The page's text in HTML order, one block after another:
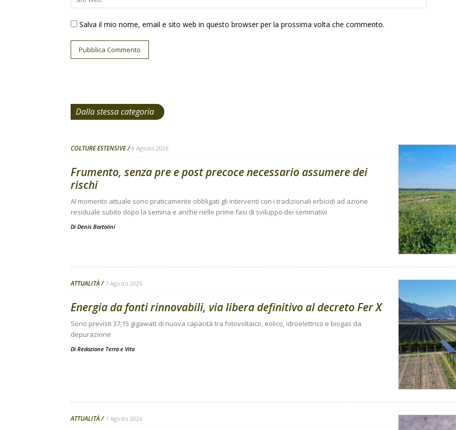
Salva il mio nome, email e sito web in questo browser per la prossima volta che commento.
Dalla stessa categoria
COLTURE ESTENSIVE 8 Agosto 2026
Frumento, senza pre e post precoce necessario assumere dei
rischi
Al momento attuale sono praticamente obbligati gli interventi con i tradizionali erbicidi ad azione
residuale subito dopo la semina e anche nelle prime fasi di sviluppo dei seminativi
Di Denis Bartolini
ATTUALITÀ 7 Agosto 2026
Energia da fonti rinnovabili, via libera definitivo al decreto Fer X
Sono previsti 37,15 gigawatt di nuova capacità tra fotovoltaico, eolico, idroelettrico e biogas da
depurazione
Di Redazione Terra e Vita
ATTUALITÀ 7 Agosto 2026